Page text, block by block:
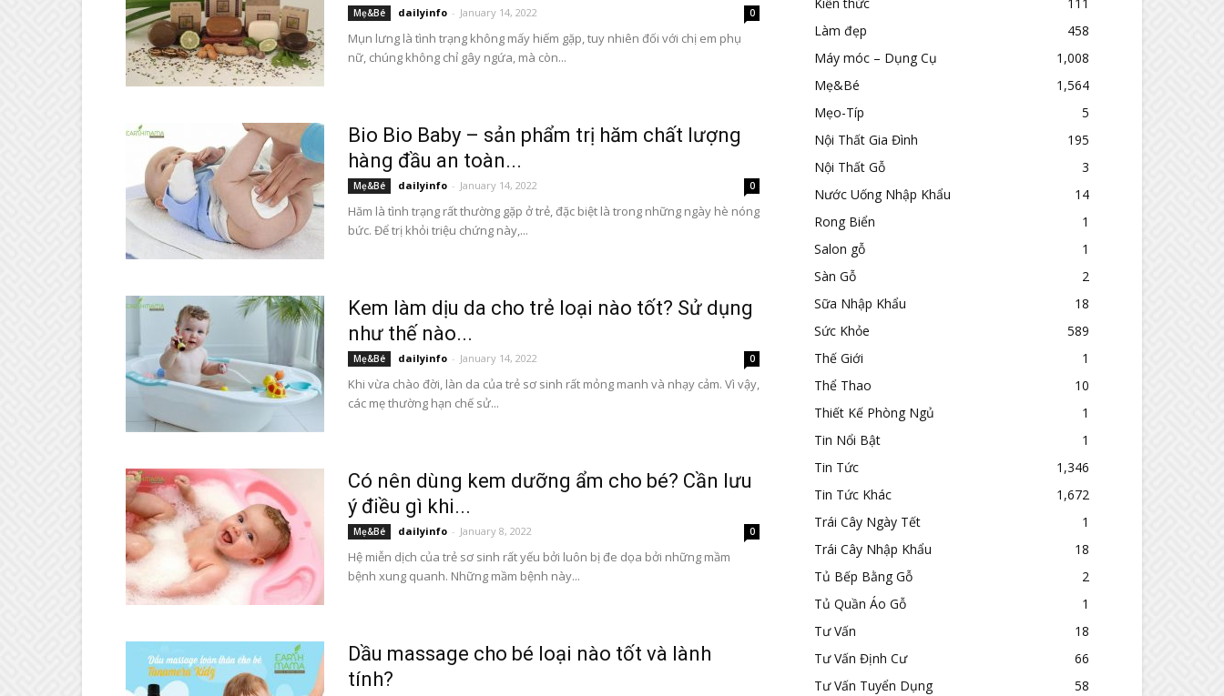
Mẹ&Bé dailyinfo - January 14, 2022 0
Mụn lưng là tình trạng không mấy hiếm gặp, tuy nhiên đối với chị em phụ
nữ, chúng không chỉ gây ngứa, mà còn...
Bio Bio Baby – sản phẩm trị hăm chất lượng
hàng đầu an toàn...
Mẹ&Bé dailyinfo - January 14, 2022 0
Hăm là tình trạng rất thường gặp ở trẻ, đặc biệt là trong những ngày hè nóng
bức. Để trị khỏi triệu chứng này,...
Kem làm dịu da cho trẻ loại nào tốt? Sử dụng
như thế nào...
Mẹ&Bé dailyinfo - January 14, 2022 0
Khi vừa chào đời, làn da của trẻ sơ sinh rất mỏng manh và nhạy cảm. Vì vậy,
các mẹ thường hạn chế sử...
Có nên dùng kem dưỡng ẩm cho bé? Cần lưu
ý điều gì khi...
Mẹ&Bé dailyinfo - January 8, 2022 0
Hệ miễn dịch của trẻ sơ sinh rất yếu bởi luôn bị đe dọa bởi những mầm
bệnh xung quanh. Những mầm bệnh này...
Dầu massage cho bé loại nào tốt và lành
tính?
Làm đẹp
458
Máy móc – Dụng Cụ
1,008
Mẹ&Bé
1,564
Mẹo-Típ
5
Nội Thất Gia Đình
195
Nội Thất Gỗ
3
Nước Uống Nhập Khẩu
14
Rong Biển
1
Salon gỗ
1
Sàn Gỗ
2
Sữa Nhập Khẩu
18
Sức Khỏe
589
Thế Giới
1
Thể Thao
10
Thiết Kế Phòng Ngủ
1
Tin Nổi Bật
1
Tin Tức
1,346
Tin Tức Khác
1,672
Trái Cây Ngày Tết
1
Trái Cây Nhập Khẩu
18
Tủ Bếp Bằng Gỗ
2
Tủ Quần Áo Gỗ
1
Tư Vấn
18
Tư Vấn Định Cư
66
Tư Vấn Tuyển Dụng
58